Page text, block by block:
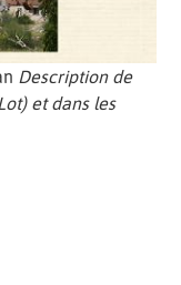
Description de
et dans les